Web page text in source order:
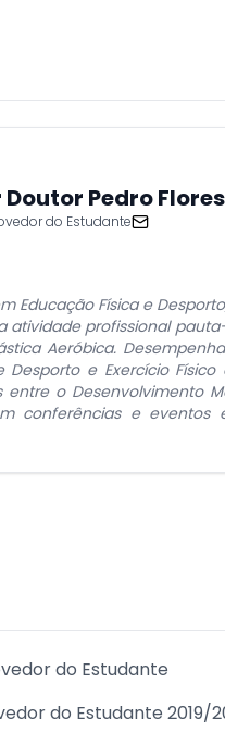
Pedro Flores
do Estudante
Educação Física e
atividade profissional
Aeróbica.
e Exercício
entre o Desenvolvimento
conferências e eventos
do Estudante
do Estudante 2019/